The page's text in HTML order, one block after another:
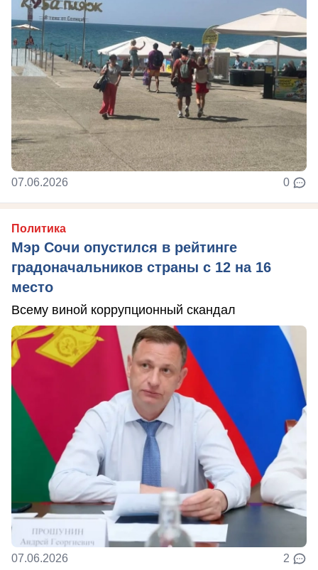
07.06.2026 0
Политика
Мэр Сочи опустился в рейтинге
градоначальников страны с 12 на 16
место
Всему виной коррупционный скандал
07.06.2026 2